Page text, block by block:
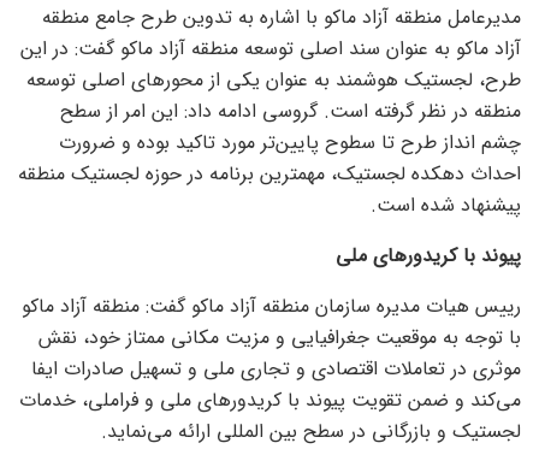
مدیرعامل منطقه آزاد ماکو با اشاره به تدوین طرح جامع منطقه
آزاد ماکو به عنوان سند اصلی توسعه منطقه آزاد ماکو گفت: در این
طرح، لجستیک هوشمند به عنوان یکی از محور‌های اصلی توسعه
منطقه در نظر گرفته است. گروسی ادامه داد: این امر از سطح
چشم انداز طرح تا سطوح پایین‌تر مورد تاکید بوده و ضرورت
احداث دهکده لجستیک، مهمترین برنامه در حوزه لجستیک منطقه
پیشنهاد شده است.
پیوند با کریدور‌های ملی
رییس هیات مدیره سازمان منطقه آزاد ماکو گفت: منطقه آزاد ماکو
با توجه به موقعیت جغرافیایی و مزیت مکانی ممتاز خود، نقش
موثری در تعاملات اقتصادی و تجاری ملی و تسهیل صادرات ایفا
می‌کند و ضمن تقویت پیوند با کریدور‌های ملی و فراملی، خدمات
لجستیک و بازرگانی در سطح بین المللی ارائه می‌نماید.